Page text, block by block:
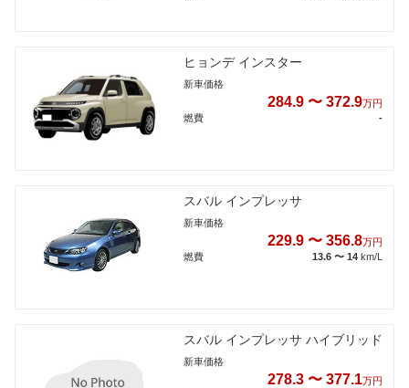
ヒョンデ インスター
新車価格
284.9 〜 372.9万円
燃費
-
スバル インプレッサ
新車価格
229.9 〜 356.8万円
燃費
13.6 〜 14 km/L
スバル インプレッサ ハイブリッド
新車価格
278.3 〜 377.1万円